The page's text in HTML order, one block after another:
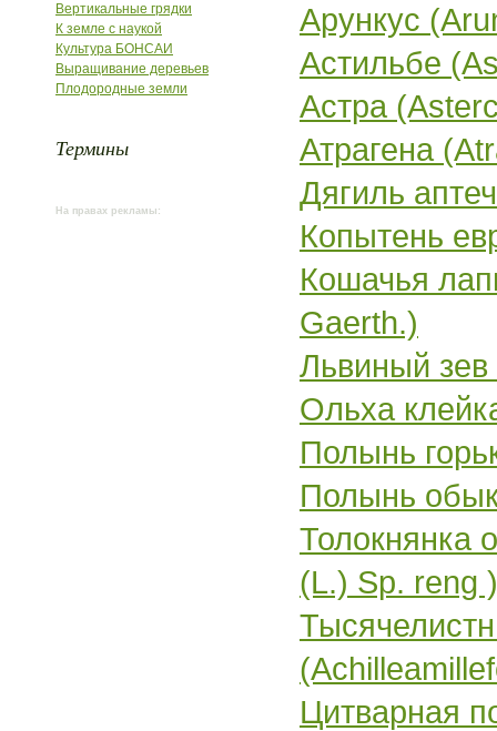
Вертикальные грядки
К земле с наукой
Культура БОНСАИ
Выращивание деревьев
Плодородные земли
Термины
На правах рекламы:
Арункус
Астильбе
Астра
Атрагена
Дягиль
Копытень
Кошачья
Gaerth.)
Львиный
Ольха
Полынь
Полынь
Толокнянка
(L.) Sp. reng )
Цитварная